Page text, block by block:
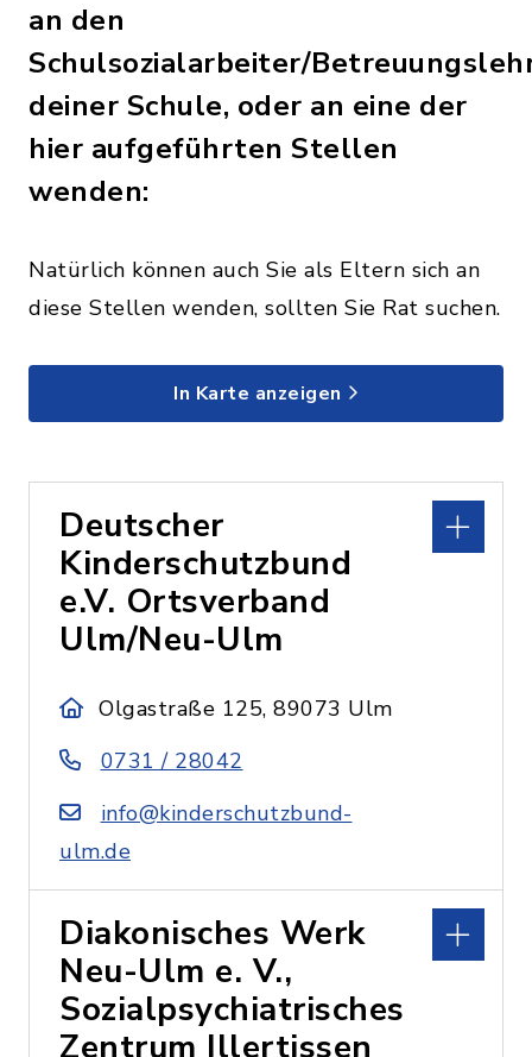
an den
Schulsozialarbeiter/
deiner Schule, oder an eine der
hier aufgeführten Stellen
wenden:
Natürlich können auch Sie als Eltern sich an
diese Stellen wenden, sollten Sie Rat suchen.
In Karte anzeigen
Deutscher
Kinderschutzbund
e.V. Ortsverband
Ulm/Neu-Ulm
Olgastraße 125, 89073 Ulm
0731 / 28042
info@kinderschutzbund-
ulm.de
Diakonisches Werk
Neu-Ulm e. V.,
Sozialpsychiatrisches
Zentrum Illertissen